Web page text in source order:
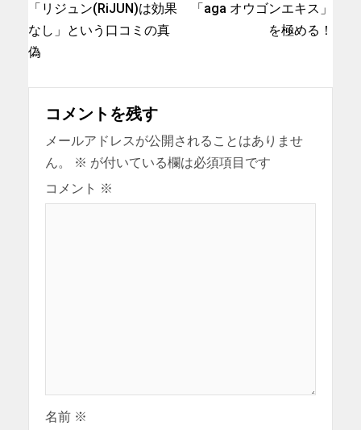
「リジュン(RiJUN)は効果
なし」という口コミの真
偽
「aga オウゴンエキス」
を極める！
コメントを残す
メールアドレスが公開されることはありませ
ん。
※ が付いている欄は必須項目です
コメント ※
名前 ※